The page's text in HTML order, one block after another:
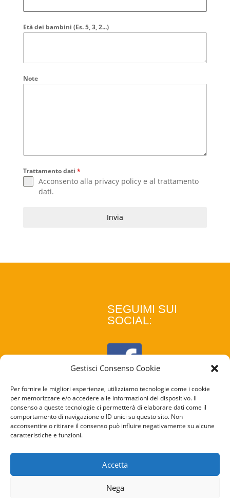
Gestisci Consenso Cookie
Per fornire le migliori esperienze, utilizziamo tecnologie come i cookie
per memorizzare e/o accedere alle informazioni del dispositivo. Il
consenso a queste tecnologie ci permetterà di elaborare dati come il
comportamento di navigazione o ID unici su questo sito. Non
acconsentire o ritirare il consenso può influire negativamente su alcune
caratteristiche e funzioni.
Accetta
Nega
Età dei bambini (Es. 5, 3, 2...)
Note
Trattamento dati *
Acconsento alla privacy policye al trattamento
dati.
Invia
SEGUIMI SUI
SOCIAL:
COOKIE
POLICY
PRIVACY